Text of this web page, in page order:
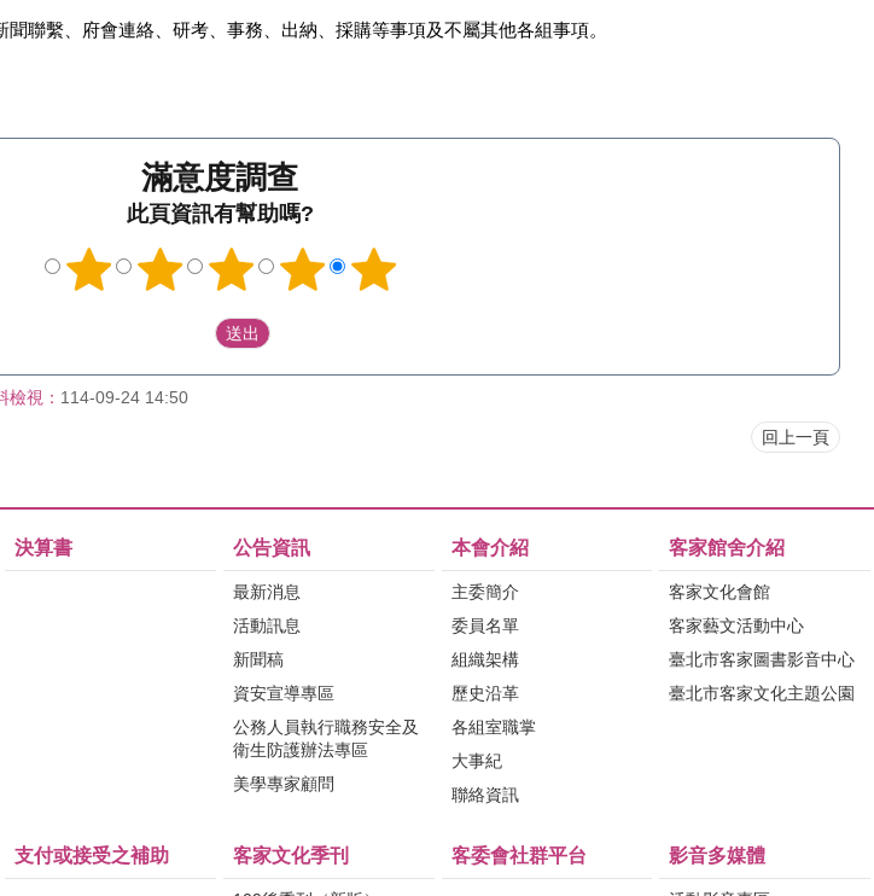
聯繫、府會連絡、研考、事務、出納、採購等事項及不屬其他各組事項。
滿意度調查
此頁資訊有幫助嗎?
檢視： 114-09-24 14:50
回上一頁
決算書 公告資訊
最新消息
活動訊息
新聞稿
資安宣導專區
公務人員執行職務安全及
衛生防護辦法專區
美學專家顧問
本會介紹
主委簡介
委員名單
組織架構
歷史沿革
各組室職掌
大事紀
聯絡資訊
客家館舍介紹
客家文化會館
客家藝文活動中心
臺北市客家圖書影音中心
臺北市客家文化主題公園
支付或接受之補助 客家文化季刊 客委會社群平台 影音多媒體